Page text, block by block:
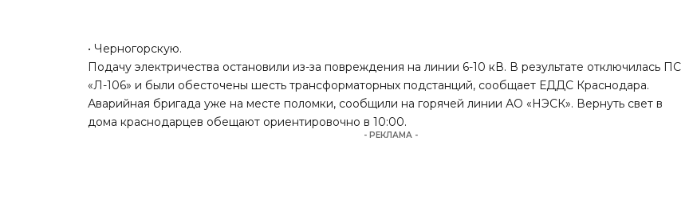
• Черногорскую.
Подачу электричества остановили из-за повреждения на линии 6-10 кВ. В результате отключилась ПС
«Л-106» и были обесточены шесть трансформаторных подстанций, сообщает ЕДДС Краснодара.
Аварийная бригада уже на месте поломки, сообщили на горячей линии АО «НЭСК». Вернуть свет в
дома краснодарцев обещают ориентировочно в 10:00.
- РЕКЛАМА -